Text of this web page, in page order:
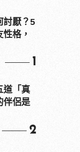
討厭？5
格，
1
道「真
伴侶是
2